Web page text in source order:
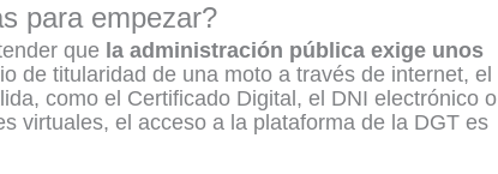
para empezar?
que la administración pública exige unos
de titularidad de una moto a través de internet, el
como el Certificado Digital, el DNI electrónico o
virtuales, el acceso a la plataforma de la DGT es